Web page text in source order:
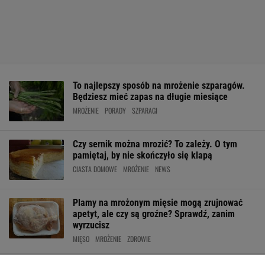
To najlepszy sposób na mrożenie szparagów.
Będziesz mieć zapas na długie miesiące
MROŻENIE PORADY SZPARAGI
Czy sernik można mrozić? To zależy. O tym
pamiętaj, by nie skończyło się klapą
CIASTA DOMOWE MROŻENIE NEWS
Plamy na mrożonym mięsie mogą zrujnować
apetyt, ale czy są groźne? Sprawdź, zanim
wyrzucisz
MIĘSO MROŻENIE ZDROWIE